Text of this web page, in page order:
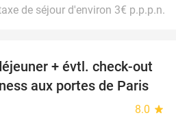
de séjour d'environ 3€ p.p.p.n.
38%
+ évtl. check-out
aux portes de Paris
8.0 star